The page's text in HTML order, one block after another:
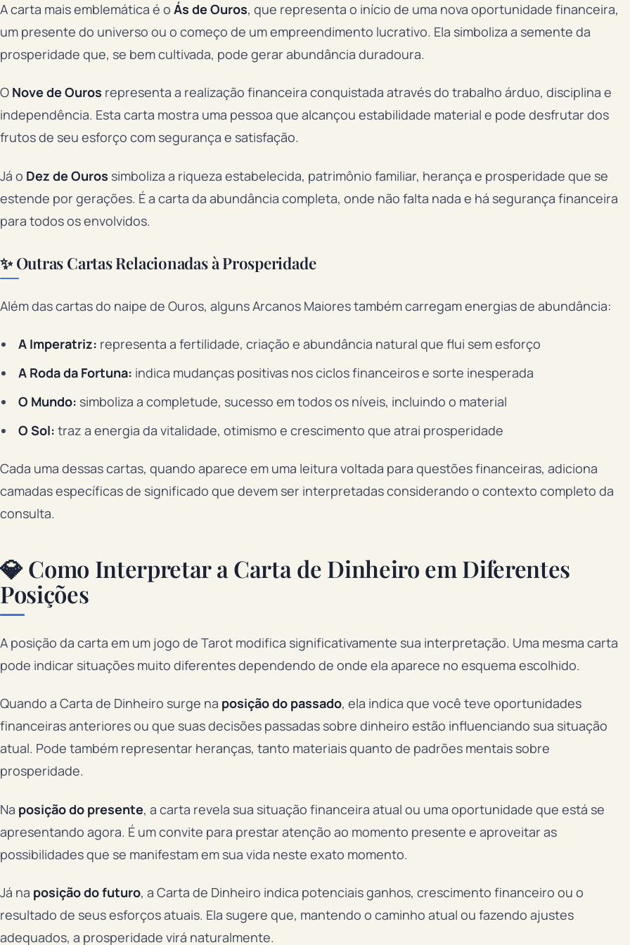
A carta mais emblemática é o Ás de Ouros, que representa o início de uma nova oportunidade financeira,
um presente do universo ou o começo de um empreendimento lucrativo. Ela simboliza a semente da
prosperidade que, se bem cultivada, pode gerar abundância duradoura.
O Nove de Ouros representa a realização financeira conquistada através do trabalho árduo, disciplina e
independência. Esta carta mostra uma pessoa que alcançou estabilidade material e pode desfrutar dos
frutos de seu esforço com segurança e satisfação.
Já o Dez de Ouros simboliza a riqueza estabelecida, patrimônio familiar, herança e prosperidade que se
estende por gerações. É a carta da abundância completa, onde não falta nada e há segurança financeira
para todos os envolvidos.
✨ Outras Cartas Relacionadas à Prosperidade
Além das cartas do naipe de Ouros, alguns Arcanos Maiores também carregam energias de abundância:
A Imperatriz: representa a fertilidade, criação e abundância natural que flui sem esforço
A Roda da Fortuna: indica mudanças positivas nos ciclos financeiros e sorte inesperada
O Mundo: simboliza a completude, sucesso em todos os níveis, incluindo o material
O Sol: traz a energia da vitalidade, otimismo e crescimento que atrai prosperidade
Cada uma dessas cartas, quando aparece em uma leitura voltada para questões financeiras, adiciona
camadas específicas de significado que devem ser interpretadas considerando o contexto completo da
consulta.
💎 Como Interpretar a Carta de Dinheiro em Diferentes
Posições
A posição da carta em um jogo de Tarot modifica significativamente sua interpretação. Uma mesma carta
pode indicar situações muito diferentes dependendo de onde ela aparece no esquema escolhido.
Quando a Carta de Dinheiro surge na posição do passado, ela indica que você teve oportunidades
financeiras anteriores ou que suas decisões passadas sobre dinheiro estão influenciando sua situação
atual. Pode também representar heranças, tanto materiais quanto de padrões mentais sobre
prosperidade.
Na posição do presente, a carta revela sua situação financeira atual ou uma oportunidade que está se
apresentando agora. É um convite para prestar atenção ao momento presente e aproveitar as
possibilidades que se manifestam em sua vida neste exato momento.
Já na posição do futuro, a Carta de Dinheiro indica potenciais ganhos, crescimento financeiro ou o
resultado de seus esforços atuais. Ela sugere que, mantendo o caminho atual ou fazendo ajustes
adequados, a prosperidade virá naturalmente.